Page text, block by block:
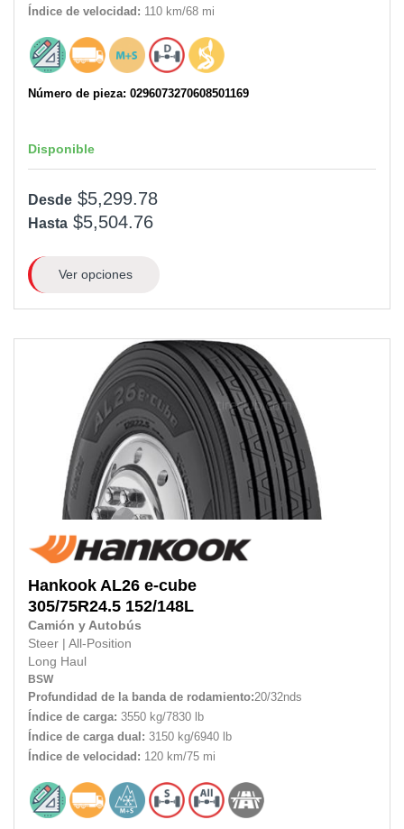
Índice de velocidad: 110 km/68 mi
Número de pieza: 0296073270608501169
Disponible
Desde $5,299.78
Hasta $5,504.76
Ver opciones
Hankook AL26 e-cube
305/75R24.5 152/148L
Camión y Autobús
Steer | All-Position
Long Haul
BSW
Profundidad de la banda de rodamiento:20/32nds
Índice de carga: 3550 kg/7830 lb
Índice de carga dual: 3150 kg/6940 lb
Índice de velocidad: 120 km/75 mi